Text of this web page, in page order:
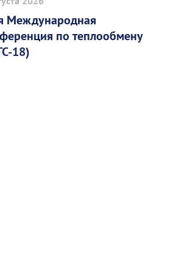
Международная
по теплообмену
18)